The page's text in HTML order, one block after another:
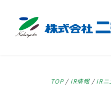
TOP/ IR情報/IRニ